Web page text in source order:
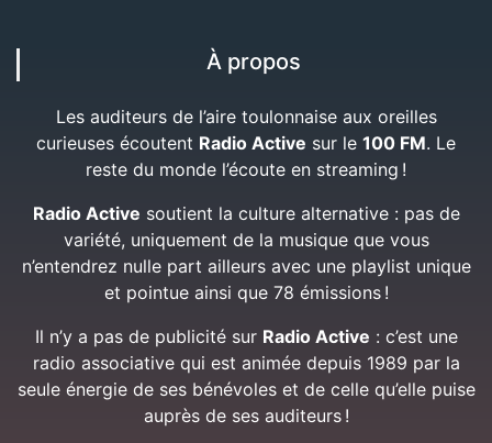
À propos
Les auditeurs de l’aire toulonnaise aux oreilles
curieuses écoutent Radio Active sur le 100 FM. Le
reste du monde l’écoute en streaming !
Radio Active soutient la culture alternative : pas de
variété, uniquement de la musique que vous
n’entendrez nulle part ailleurs avec une playlist unique
et pointue ainsi que 78 émissions !
Il n’y a pas de publicité sur Radio Active : c’est une
radio associative qui est animée depuis 1989 par la
seule énergie de ses bénévoles et de celle qu’elle puise
auprès de ses auditeurs !